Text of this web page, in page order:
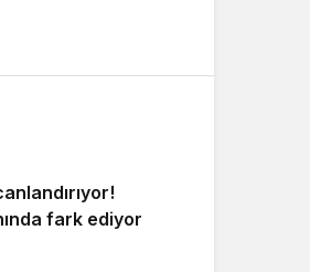
fark ediyor